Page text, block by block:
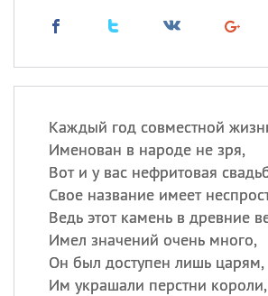
Каждый год совместной
Именован в народе не зря,
Вот и у вас нефритовая
Свое название имеет
Ведь этот камень в древние
Имел значений очень много,
Он был доступен лишь царям,
Им украшали перстни короли,